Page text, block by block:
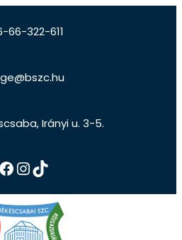
66-322-611
Irányi u. 3-5.